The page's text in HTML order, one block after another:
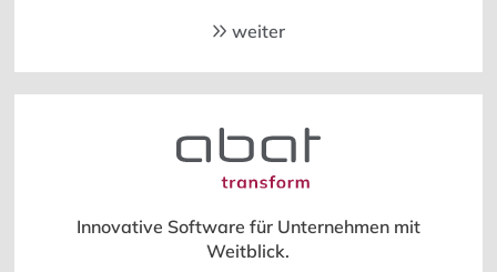
weiter
Innovative Software für Unternehmen mit
Weitblick.